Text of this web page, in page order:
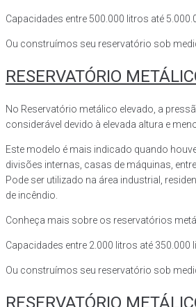
Capacidades entre 500.000 litros até
Ou construímos seu reservatório sob
RESERVATÓRIO
No Reservatório metálico elevado, a
considerável devido à elevada altura e
Este modelo é mais indicado quando
divisões internas, casas de máquinas,
Pode ser utilizado na área industrial,
de incêndio.
Conheça mais sobre os reservatórios
Capacidades entre 2.000 litros até 350.000
Ou construímos seu reservatório sob
RESERVATÓRIO